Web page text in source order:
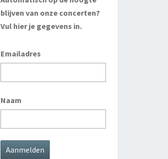
blijven van onze concerten?
Vul hier je gegevens in.
Emailadres
Naam